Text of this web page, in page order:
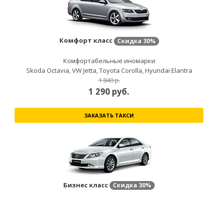
Комфорт класс Скидка 30%
Комфортабельные иномарки
Skoda Octavia, VW Jetta, Toyota Corolla, Hyundai Elantra
1 840 р.
1 290 руб.
ЗАКАЗАТЬ ТАКСИ
Бизнес класс Скидка 30%